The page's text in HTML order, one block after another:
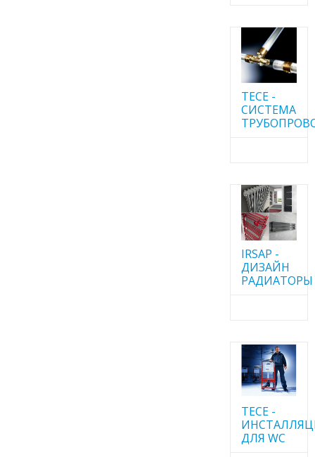
TECE -
CИСТЕМА
IRSAP -
ДИЗАЙН
РАДИАТОРЫ
TECE -
ДЛЯ WC